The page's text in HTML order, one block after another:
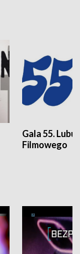
Gala 55.
Filmowego